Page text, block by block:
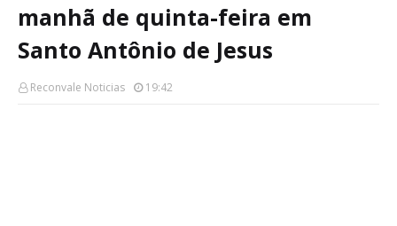
manhã de quinta-feira em
Santo Antônio de Jesus
Reconvale Noticias 19:42